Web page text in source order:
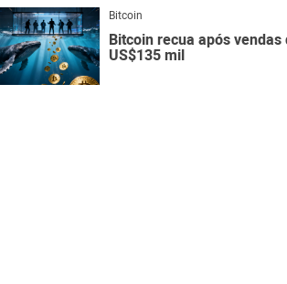
Bitcoin
Bitcoin recua após
US$135 mil